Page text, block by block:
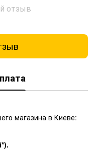
отзыв
магазина в Киеве: